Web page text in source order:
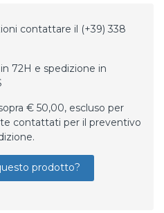
contattare il (+39) 338
72H e spedizione in
€ 50,00, escluso per
contattati per il preventivo
prodotto?